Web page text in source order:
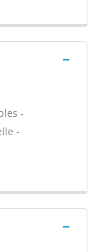
-
-